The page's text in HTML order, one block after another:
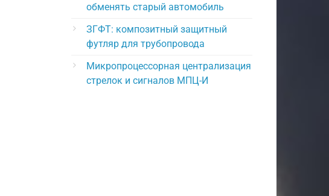
обменять старый автомобиль
ЗГФТ: композитный защитный
футляр для трубопровода
Микропроцессорная централизация
стрелок и сигналов МПЦ-И